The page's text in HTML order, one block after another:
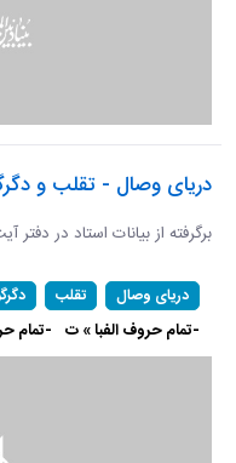
دریای وصال - تقلب و
برگرفته از بیانات استاد در دفتر
دریای وصال تقلب
-تمام حروف الفبا » ت -تمام